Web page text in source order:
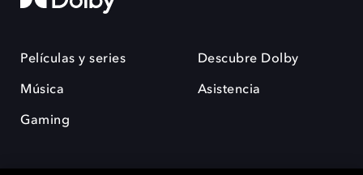
Películas y series
Música
Gaming
Descubre Dolby
Asistencia